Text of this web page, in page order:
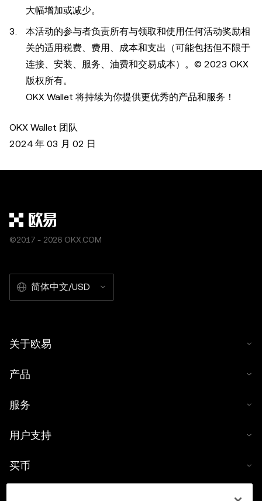
大幅增加或减少。
本活动的参与者负责所有与领取和使用任何活动奖励相
关的适用税费、费用、成本和支出（可能包括但不限于
连接、安装、服务、油费和交易成本）。© 2023 OKX
版权所有。
OKX Wallet 将持续为你提供更优秀的产品和服务！
OKX Wallet 团队
2024 年 03 月 02 日
©2017 - 2026 OKX.COM
简体中文/USD
关于欧易
产品
服务
用户支持
买币